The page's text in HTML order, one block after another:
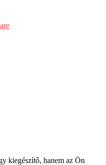
kiegészítő, hanem az Ön